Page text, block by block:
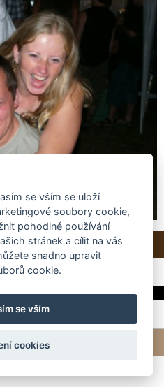
do složky
|5| 6|7(čas ve vteřinách)
webových stránek
se vším se uloží
soubory cookie,
pohodlné používání
stránek a cílit na vás
snadno upravit
cookie.
se vším
cookies